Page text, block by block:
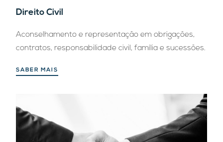
Direito Civil
Aconselhamento e representação em obrigações,
contratos, responsabilidade civil, família e sucessões.
SABER MAIS